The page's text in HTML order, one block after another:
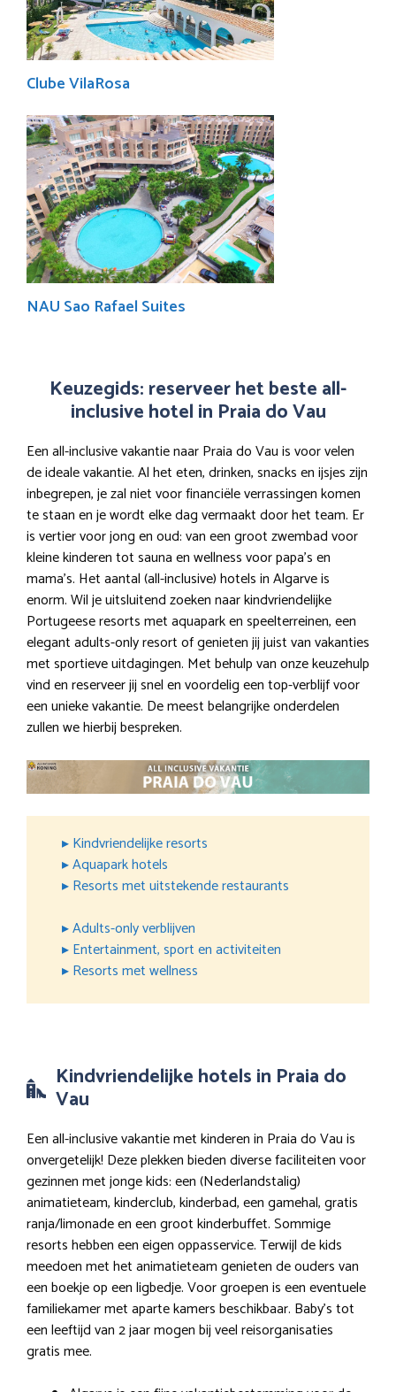
Clube VilaRosa
NAU Sao Rafael Suites
Keuzegids: reserveer het beste all-
inclusive hotel in Praia do Vau
Een all-inclusive vakantie naar Praia do Vau is voor velen
de ideale vakantie. Al het eten, drinken, snacks en ijsjes zijn
inbegrepen, je zal niet voor financiële verrassingen komen
te staan en je wordt elke dag vermaakt door het team. Er
is vertier voor jong en oud: van een groot zwembad voor
kleine kinderen tot sauna en wellness voor papa’s en
mama’s. Het aantal (all-inclusive) hotels in Algarve is
enorm. Wil je uitsluitend zoeken naar kindvriendelijke
Portugeese resorts met aquapark en speelterreinen, een
elegant adults-only resort of genieten jij juist van vakanties
met sportieve uitdagingen. Met behulp van onze keuzehulp
vind en reserveer jij snel en voordelig een top-verblijf voor
een unieke vakantie. De meest belangrijke onderdelen
zullen we hierbij bespreken.
▸ Kindvriendelijke resorts
▸ Aquapark hotels
▸ Resorts met uitstekende restaurants
▸ Adults-only verblijven
▸ Entertainment, sport en activiteiten
▸ Resorts met wellness
Kindvriendelijke hotels in Praia do
Vau
Een all-inclusive vakantie met kinderen in Praia do Vau is
onvergetelijk! Deze plekken bieden diverse faciliteiten voor
gezinnen met jonge kids: een (Nederlandstalig)
animatieteam, kinderclub, kinderbad, een gamehal, gratis
ranja/limonade en een groot kinderbuffet. Sommige
resorts hebben een eigen oppasservice. Terwijl de kids
meedoen met het animatieteam genieten de ouders van
een boekje op een ligbedje. Voor groepen is een eventuele
familiekamer met aparte kamers beschikbaar. Baby’s tot
een leeftijd van 2 jaar mogen bij veel reisorganisaties
gratis mee.